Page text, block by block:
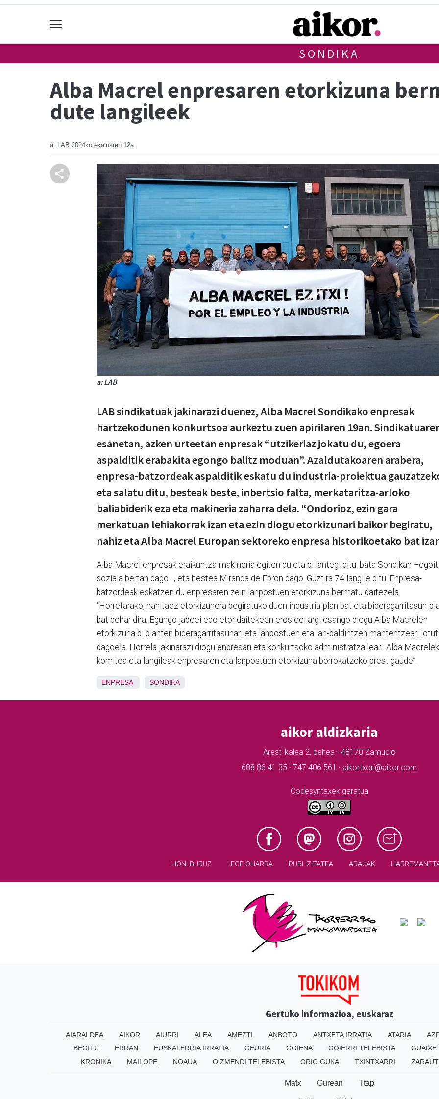
SONDIKA
Alba Macrel enpresaren etorkizuna
dute langileek
a: LAB 2024ko ekainaren 12a
a: LAB
LAB sindikatuak jakinarazi duenez, Alba Macrel Sondikako enpresak
hartzekodunen konkurtsoa aurkeztu zuen apirilaren 19an.
esanetan, azken urteetan enpresak “utzikeriaz jokatu du, egoera
aspalditik erabakita egongo balitz moduan”. Azaldutakoaren arabera,
enpresa-batzordeak aspalditik eskatu du industria-proiektua
eta salatu ditu, besteak beste, inbertsio falta, merkataritza-arloko
baliabiderik eza eta makineria zaharra dela. “Ondorioz, ezin gara
merkatuan lehiakorrak izan eta ezin diogu etorkizunari baikor begiratu,
nahiz eta Alba Macrel Europan sektoreko enpresa historikoetako bat
Alba Macrel enpresak eraikuntza-makineria egiten du eta bi lantegi ditu: bata Sondikan
soziala bertan dago–, eta bestea Miranda de Ebron dago. Guztira 74 langile ditu. Enpresa-
batzordeak eskatzen du enpresaren zein lanpostuen etorkizuna bermatu daitezela.
“Horretarako, nahitaez etorkizunera begiratuko duen industria-plan bat eta bideragarritasun-
bat behar dira. Egungo jabeei edo etor daitekeen erosleei argi esango diegu Alba Macrelen
etorkizuna bi planten bideragarritasunari eta lanpostuen eta lan-baldintzen mantentzeari
dagoela. Horrela jakinarazi diogu enpresari eta konkurtsoko administratzaileari. Alba
komitea eta langileak enpresaren eta lanpostuen etorkizuna borrokatzeko prest gaude”.
ENPRESA SONDIKA
aikor aldizkaria
Aresti kalea 2, behea - 48170 Zamudio
688 86 41 35 · 747 406 561 · aikortxori@aikor.com
Codesyntaxek garatua
HONI BURUZ LEGE OHARRA PUBLIZITATEA ARAUAK
Gertuko informazioa, euskaraz
AIARALDEA AIKOR AIURRI ALEA AMEZTI ANBOTO ANTXETA IRRATIA ATARIA
BEGITU
ERRAN EUSKALERRIA IRRATIA GEURIA GOIENA GOIERRI TELEBISTA
GUAIXE
KRONIKA
MAILOPE NOAUA OIZMENDI TELEBISTA ORIO GUKA TXINTXARRI
Matx Gurean Ttap